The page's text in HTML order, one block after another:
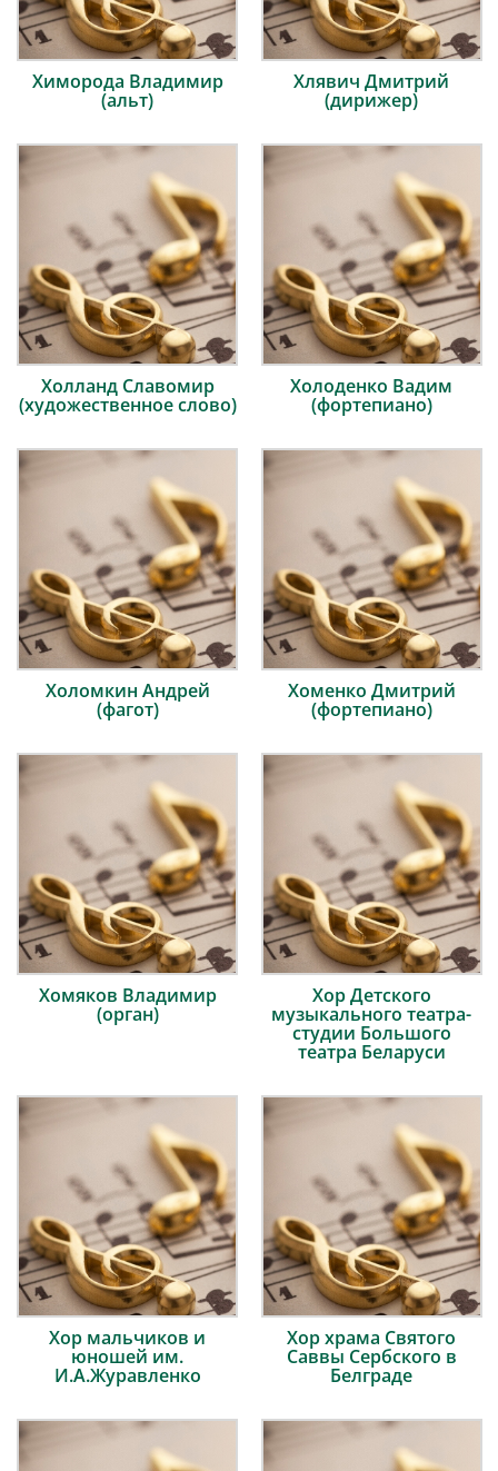
Химорода Владимир
(альт)
Хлявич Дмитрий
(дирижер)
Холланд Славомир
(художественное слово)
Холоденко Вадим
(фортепиано)
Холомкин Андрей
(фагот)
Хоменко Дмитрий
(фортепиано)
Хомяков Владимир
(орган)
Хор Детского
музыкального театра-
студии Большого
театра Беларуси
Хор мальчиков и
юношей им.
И.А.Журавленко
Хор храма Святого
Саввы Сербского в
Белграде